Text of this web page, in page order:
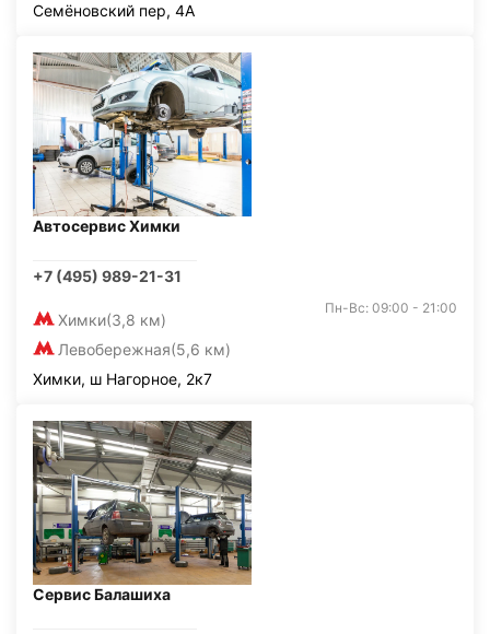
Семёновский пер, 4А
Автосервис Химки
+7 (495) 989-21-31
Химки(3,8 км)
Левобережная(5,6 км)
Пн-Вс: 09:00 - 21:00
Химки, ш Нагорное, 2к7
Сервис Балашиха